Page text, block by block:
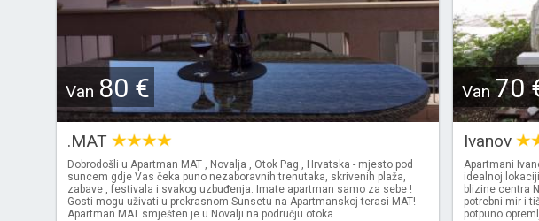
Van 80 €
.MAT
Dobrodošli u Apartman MAT , Novalja , Otok Pag , Hrvatska - mjesto pod
suncem gdje Vas čeka puno nezaboravnih trenutaka, skrivenih plaža,
zabave , festivala i svakog uzbuđenja. Imate apartman samo za sebe !
Gosti mogu uživati ​​u prekrasnom Sunsetu na Apartmanskoj terasi MAT!
Apartman MAT smješten je u Novalji na području otoka...
Van70
Ivanov
Apartmani
idealnoj
blizine centra
potrebni mir i
potpuno